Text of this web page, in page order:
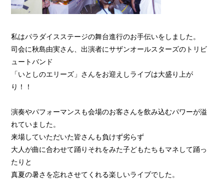
私はパラダイスステージの舞台進行のお手伝いをしました。
司会に秋島由実さん、出演者にサザンオールスターズのトリビ
ュートバンド
「いとしのエリーズ」さんをお迎えしライブは大盛り上が
り！！
演奏やパフォーマンスも会場のお客さんを飲み込むパワーが溢
れていました。
来場していただいた皆さんも負けず劣らず
大人が曲に合わせて踊りそれをみた子どもたちもマネして踊っ
たりと
真夏の暑さを忘れさせてくれる楽しいライブでした。